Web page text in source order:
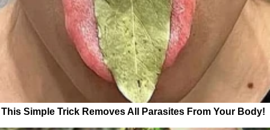
This Simple Trick Removes All Parasites From Your Body!